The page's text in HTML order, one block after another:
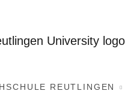
REUTLINGEN